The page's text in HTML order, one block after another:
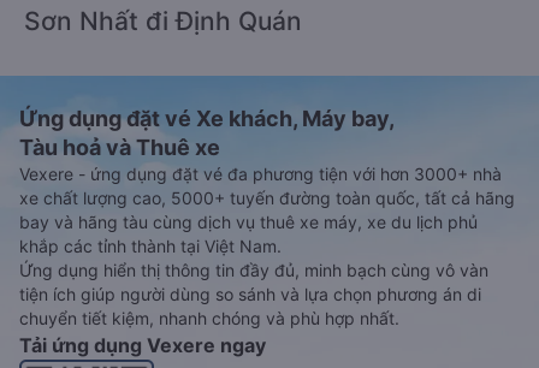
Sơn Nhất đi Định Quán
Ứng dụng đặt vé Xe khách, Máy bay,
Tàu hoả và Thuê xe
Vexere - ứng dụng đặt vé đa phương tiện với hơn 3000+ nhà
xe chất lượng cao, 5000+ tuyến đường toàn quốc, tất cả hãng
bay và hãng tàu cùng dịch vụ thuê xe máy, xe du lịch phủ
khắp các tỉnh thành tại Việt Nam.
Ứng dụng hiển thị thông tin đầy đủ, minh bạch cùng vô vàn
tiện ích giúp người dùng so sánh và lựa chọn phương án di
chuyển tiết kiệm, nhanh chóng và phù hợp nhất.
Tải ứng dụng Vexere ngay